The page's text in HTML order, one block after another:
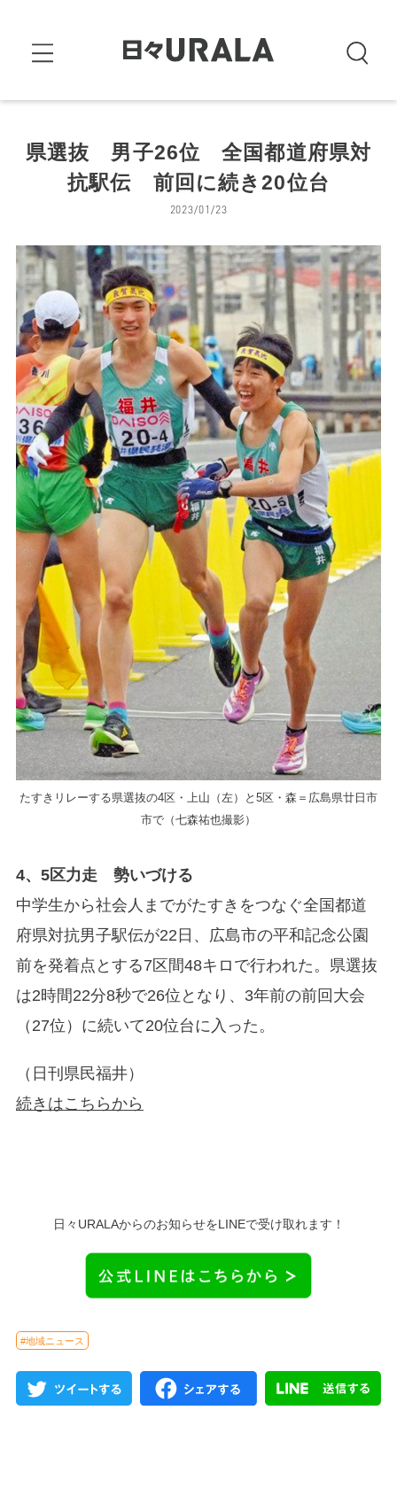
県選抜 男子26位 全国都道府県対
抗駅伝 前回に続き20位台
2023/01/23
たすきリレーする県選抜の4区・上山（左）と5区・森＝広島県廿日市
市で（七森祐也撮影）
4、5区力走 勢いづける
中学生から社会人までがたすきをつなぐ全国都道
府県対抗男子駅伝が22日、広島市の平和記念公園
前を発着点とする7区間48キロで行われた。県選抜
は2時間22分8秒で26位となり、3年前の前回大会
（27位）に続いて20位台に入った。
（日刊県民福井）
続きはこちらから
日々URALAからのお知らせをLINEで受け取れます！
#地域ニュース